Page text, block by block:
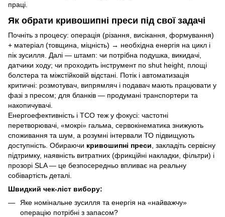
праці.
Як обрати кривошипні преси під свої задачі
Почніть з процесу: операція (різання, висікання, формування)
+ матеріал (товщина, міцність) → необхідна енергія на цикл і
пік зусилля. Далі — штамп: чи потрібна подушка, викидачі,
датчики ходу; чи проходить інструмент по shut height, площі
болстера та міжстійковій відстані. Потік і автоматизація
критичні: розмотувач, випрямляч і подавач мають працювати у
фазі з пресом; для бланків — продумані транспортери та
накопичувачі.
Енергоефективність і TCO теж у фокусі: частотні
перетворювачі, «мокрі» гальма, сервокінематика знижують
споживання та шум, а розумні інтервали ТО підвищують
доступність. Обираючи кривошипні преси , закладіть сервісну
підтримку, наявність витратних (фрикційні накладки, фільтри) і
прозорі SLA — це безпосередньо впливає на реальну
собівартість деталі.
Швидкий чек-ліст вибору:
Яке номінальне зусилля та енергія на «найважчу»
операцію потрібні з запасом?